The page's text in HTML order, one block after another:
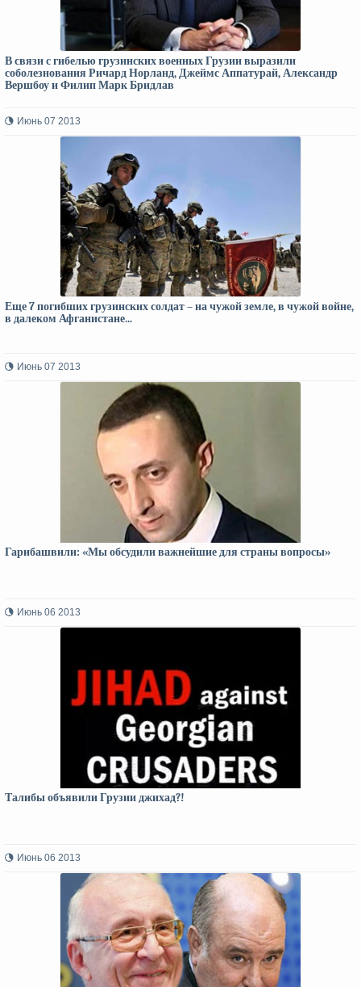
В связи с гибелью грузинских военных Грузии выразили
соболезнования Ричард Норланд, Джеймс Аппатурай, Александр
Вершбоу и Филип Марк Бридлав
Июнь 07 2013
Еще 7 погибших грузинских солдат – на чужой земле, в чужой войне,
в далеком Афганистане...
Июнь 07 2013
Гарибашвили: «Мы обсудили важнейшие для страны вопросы»
Июнь 06 2013
Талибы объявили Грузии джихад?!
Июнь 06 2013